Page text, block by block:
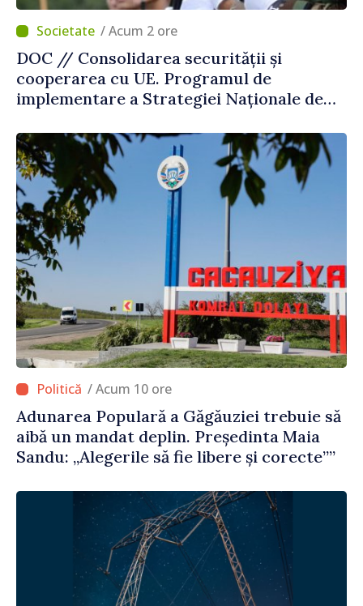
/ Acum 2 ore
DOC // Consolidarea securității și
cooperarea cu UE. Programul de
implementare a Strategiei Naționale de
publicat în Monitorul Oficial
/ Acum 10 ore
Adunarea Populară a Găgăuziei trebuie să
aibă un mandat deplin. Președinta Maia
Sandu: „Alegerile să fie libere și corecte””